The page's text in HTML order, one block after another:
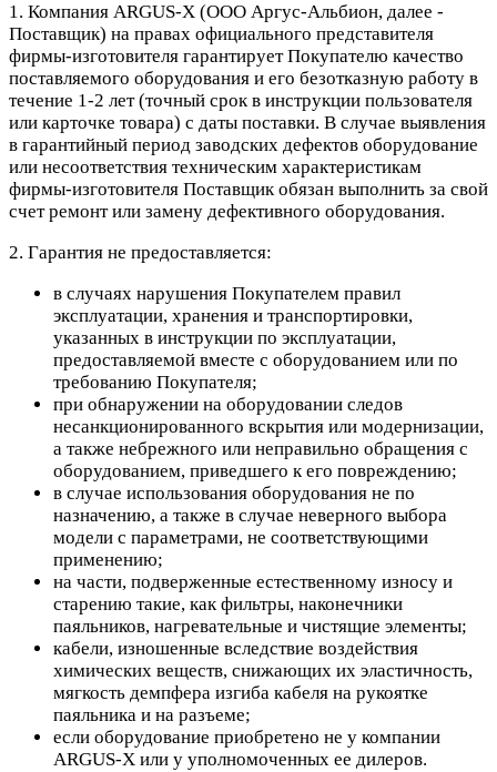
1. Компания ARGUS-X (ООО Аргус-Альбион, далее -
Поставщик) на правах официального представителя
фирмы-изготовителя гарантирует Покупателю качество
поставляемого оборудования и его безотказную работу в
течение 1-2 лет (точный срок в инструкции пользователя
или карточке товара) с даты поставки. В случае выявления
в гарантийный период заводских дефектов оборудование
или несоответствия техническим характеристикам
фирмы-изготовителя Поставщик обязан выполнить за свой
счет ремонт или замену дефективного оборудования.
2. Гарантия не предоставляется:
в случаях нарушения Покупателем правил
эксплуатации, хранения и транспортировки,
указанных в инструкции по эксплуатации,
предоставляемой вместе с оборудованием или по
требованию Покупателя;
при обнаружении на оборудовании следов
несанкционированного вскрытия или модернизации,
а также небрежного или неправильно обращения с
оборудованием, приведшего к его повреждению;
в случае использования оборудования не по
назначению, а также в случае неверного выбора
модели с параметрами, не соответствующими
применению;
на части, подверженные естественному износу и
старению такие, как фильтры, наконечники
паяльников, нагревательные и чистящие элементы;
кабели, изношенные вследствие воздействия
химических веществ, снижающих их эластичность,
мягкость демпфера изгиба кабеля на рукоятке
паяльника и на разъеме;
если оборудование приобретено не у компании
ARGUS-X или у уполномоченных ее дилеров.